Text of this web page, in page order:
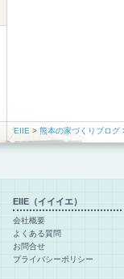
EIIE > 熊本の家づくりブログ
EIIE（イイイエ）
会社概要
よくある質問
お問合せ
プライバシーポリシー